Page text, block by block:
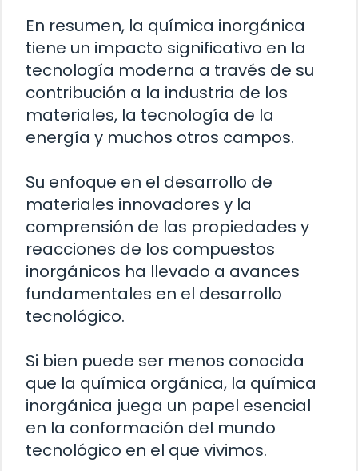
En resumen, la química inorgánica
tiene un impacto significativo en la
tecnología moderna a través de su
contribución a la industria de los
materiales, la tecnología de la
energía y muchos otros campos.
Su enfoque en el desarrollo de
materiales innovadores y la
comprensión de las propiedades y
reacciones de los compuestos
inorgánicos ha llevado a avances
fundamentales en el desarrollo
tecnológico.
Si bien puede ser menos conocida
que la química orgánica, la química
inorgánica juega un papel esencial
en la conformación del mundo
tecnológico en el que vivimos.